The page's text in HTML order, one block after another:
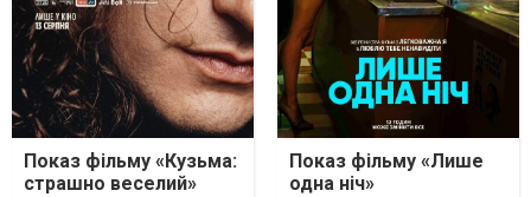
Показ фільму «Кузьма:
страшно веселий»
Показ фільму «Лише
одна ніч»